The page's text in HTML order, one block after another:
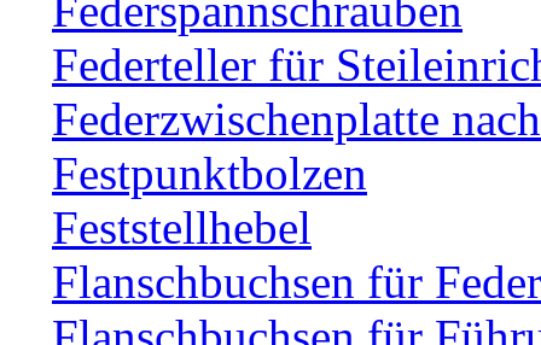
Federteller für
Federzwischenplatte
Festpunktbolzen
Feststellhebel
Flanschbuchsen für